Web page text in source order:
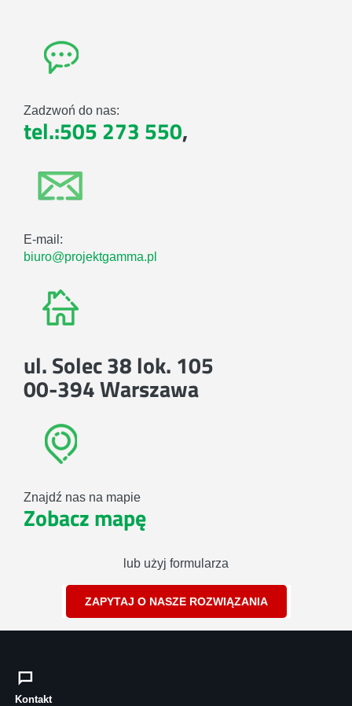
Zadzwoń do nas:
tel.:505 273 550,
E-mail:
biuro@projektgamma.pl
ul. Solec 38 lok. 105
00-394 Warszawa
Znajdź nas na mapie
Zobacz mapę
lub użyj formularza
ZAPYTAJ O NASZE ROZWIĄZANIA
Kontakt